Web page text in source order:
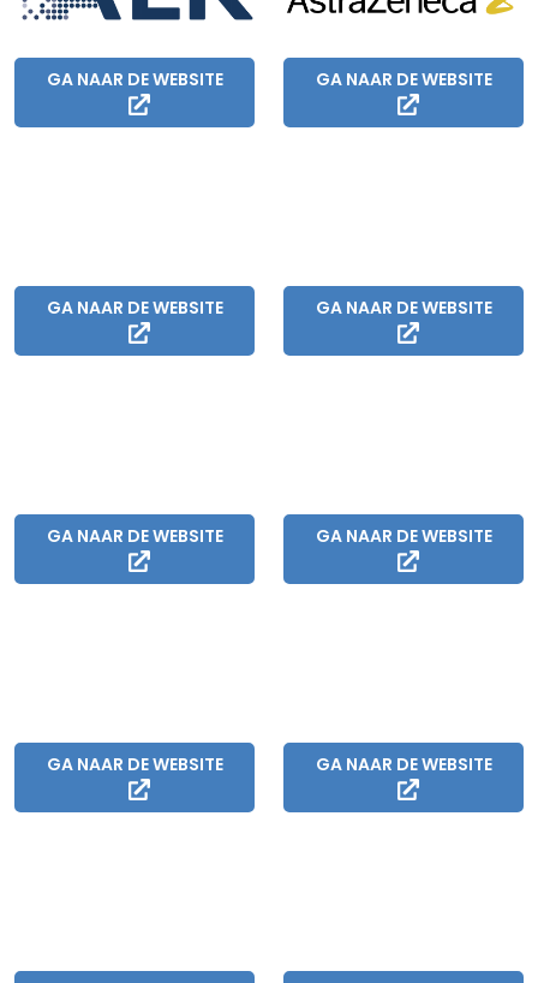
GA NAAR DE WEBSITE GA NAAR DE WEBSITE
GA NAAR DE WEBSITE GA NAAR DE WEBSITE
GA NAAR DE WEBSITE GA NAAR DE WEBSITE
GA NAAR DE WEBSITE GA NAAR DE WEBSITE